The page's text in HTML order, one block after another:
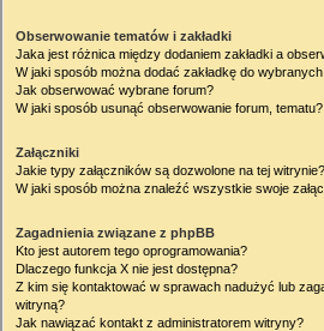
Obserwowanie tematów i zakładki
Jaka jest różnica między dodaniem zakładki a
W jaki sposób można dodać zakładkę do
Jak obserwować wybrane forum?
W jaki sposób usunąć obserwowanie forum, tematu?
Załączniki
Jakie typy załączników są dozwolone na tej witrynie?
W jaki sposób można znaleźć wszystkie swoje
Zagadnienia związane z phpBB
Kto jest autorem tego oprogramowania?
Dlaczego funkcja X nie jest dostępna?
Z kim się kontaktować w sprawach nadużyć lub
witryną?
Jak nawiązać kontakt z administratorem witryny?